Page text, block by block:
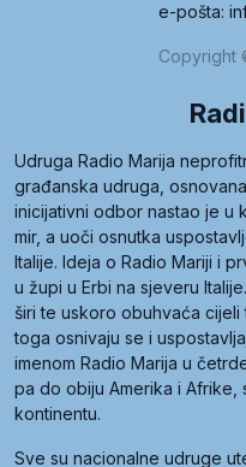
e-pošta:
Copyright
Udruga Radio Marija
građanska udruga,
inicijativni odbor nastao je u
mir, a uoči osnutka
Italije. Ideja o Radio Mariji i
u župi u Erbi na sjeveru
širi te uskoro obuhvaća cijeli
toga osnivaju se i
imenom Radio Marija u
pa do obiju Amerika i Afrike,
kontinentu.
Sve su nacionalne udruge